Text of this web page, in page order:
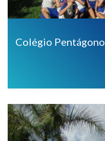
Colégio Pentágono